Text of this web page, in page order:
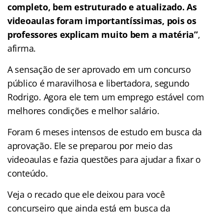
completo, bem estruturado e atualizado. As
videoaulas foram importantíssimas, pois os
professores explicam muito bem a matéria”,
afirma.
A sensação de ser aprovado em um concurso
público é maravilhosa e libertadora, segundo
Rodrigo. Agora ele tem um emprego estável com
melhores condições e melhor salário.
Foram 6 meses intensos de estudo em busca da
aprovação. Ele se preparou por meio das
videoaulas e fazia questões para ajudar a fixar o
conteúdo.
Veja o recado que ele deixou para você
concurseiro que ainda está em busca da